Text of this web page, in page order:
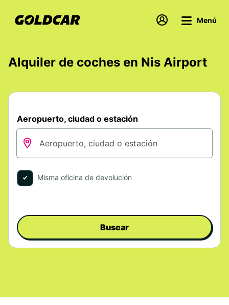
Menú
Alquiler de coches en Nis Airport
Aeropuerto, ciudad o estación
Misma oficina de devolución
Buscar